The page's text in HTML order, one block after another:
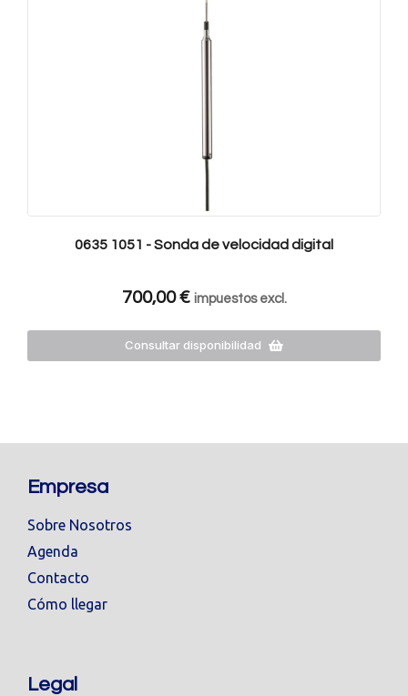
0635 1051 - Sonda de velocidad digital
700,00€ impuestos excl.
Consultar disponibilidad
Empresa
Sobre Nosotros
Agenda
Contacto
Cómo llegar
Legal